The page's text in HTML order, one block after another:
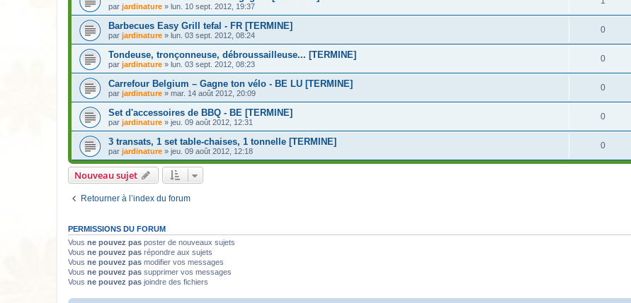
par jardinature » lun. 10 sept. 2012, 19:37
Barbecues Easy Grill tefal - FR [TERMINE]
par jardinature » lun. 03 sept. 2012, 08:24
0
Tondeuse, tronçonneuse, débroussailleuse... [TERMINE]
par jardinature » lun. 03 sept. 2012, 08:23
0
Carrefour Belgium – Gagne ton vélo - BE LU [TERMINE]
par jardinature » mar. 14 août 2012, 20:09
0
Set d'accessoires de BBQ - BE [TERMINE]
par jardinature » jeu. 09 août 2012, 12:31
0
3 transats, 1 set table-chaises, 1 tonnelle [TERMINE]
par jardinature » jeu. 09 août 2012, 12:18
0
Nouveau sujet
Retourner à l’index du forum
PERMISSIONS DU FORUM
Vous ne pouvez pas poster de nouveaux sujets
Vous ne pouvez pas répondre aux sujets
Vous ne pouvez pas modifier vos messages
Vous ne pouvez pas supprimer vos messages
Vous ne pouvez pas joindre des fichiers